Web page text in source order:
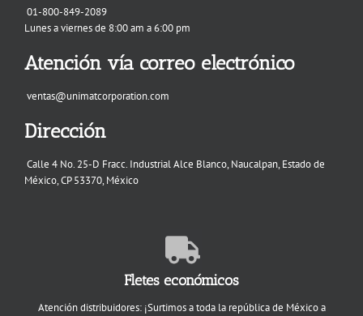
01-800-849-2089
Lunes a viernes de 8:00 am a 6:00 pm
Atención vía correo electrónico
ventas@unimatcorporation.com
Dirección
Calle 4 No. 25-D Fracc. Industrial Alce Blanco, Naucalpan, Estado de
México, CP 53370, México
Fletes económicos
Atención distribuidores: ¡Surtimos a toda la república de México a